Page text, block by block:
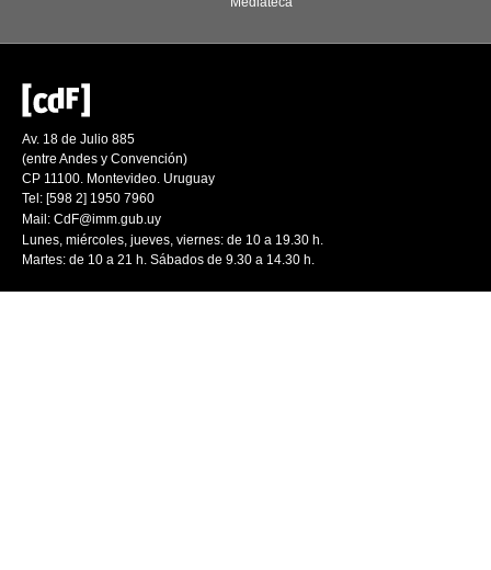
Av. 18 de Julio 885
(entre Andes y Convención)
CP 11100. Montevideo. Uruguay
Tel: [598 2] 1950 7960
Mail: CdF@imm.gub.uy
Lunes, miércoles, jueves, viernes: de 10 a 19.30 h.
Martes: de 10 a 21 h. Sábados de 9.30 a 14.30 h.